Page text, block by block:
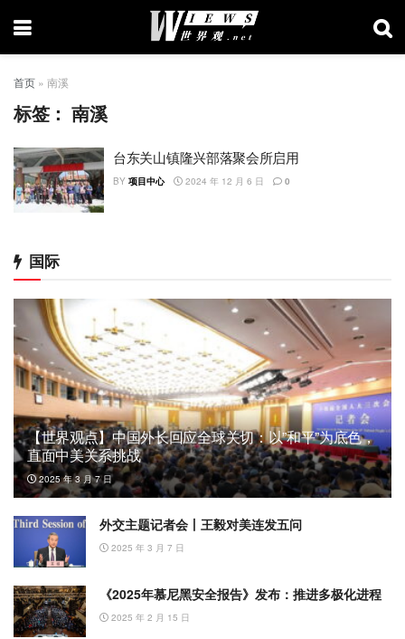
首页 » 南溪
标签：南溪
台东关山镇隆兴部落聚会所启用
BY 项目中心 2024 年 12 月 6 日 0
国际
【世界观点】中国外长回应全球关切：以”和平”为底色，
直面中美关系挑战
2025 年 3 月 7 日
外交主题记者会丨王毅对美连发五问
2025 年 3 月 7 日
《2025年慕尼黑安全报告》发布：推进多极化进程
2025 年 2 月 15 日